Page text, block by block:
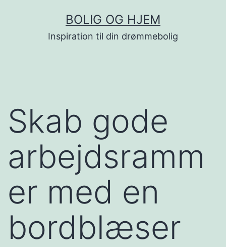
BOLIG OG HJEM
Inspiration til din drømmebolig
Skab gode
arbejdsramm
er med en
bordblæser